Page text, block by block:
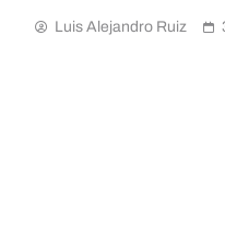
Luis Alejandro Ruiz